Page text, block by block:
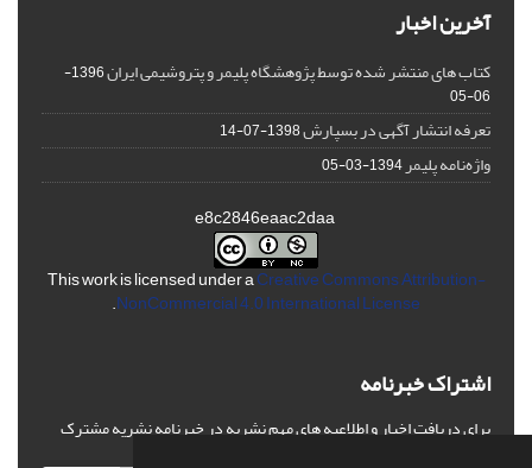
آخرین اخبار
کتاب های منتشر شده توسط پژوهشگاه پلیمر و پتروشیمی ایران
1396-
06-05
تعرفه انتشار آگهی در بسپارش1398-07-14
واژه‌نامه پلیمر1394-03-05
This work is licensed under aCreative Commons Attribution-
NonCommercial 4.0 International License
.
اشتراک خبرنامه
برای دریافت اخبار و اطلاعیه های مهم نشریه در خبرنامه نشریه مشترک